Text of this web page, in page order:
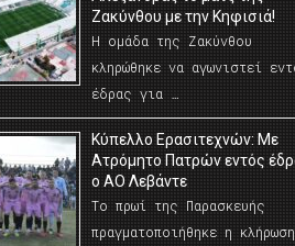
Ζακύνθου με την Κηφισιά!
Η ομάδα της Ζακύνθου
κληρώθηκε να αγωνιστεί
έδρας για …
Κύπελλο Ερασιτεχνών: Με
Ατρόμητο Πατρών εντός
ο ΑΟ Λεβάντε
Το πρωί της Παρασκευής
πραγματοποιήθηκε η κλήρωση